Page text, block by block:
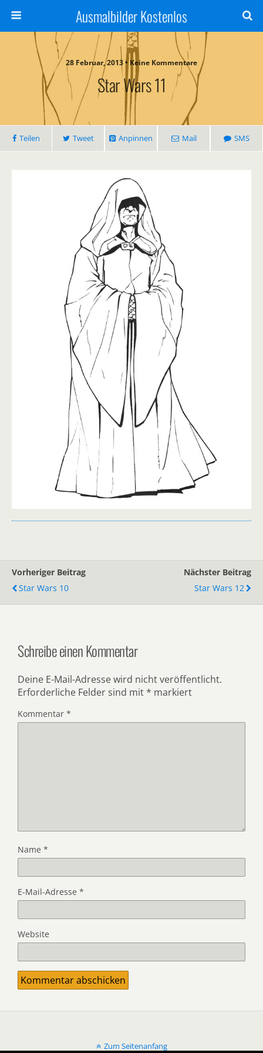
Ausmalbilder Kostenlos
28 Februar, 2013 • Keine Kommentare
Star Wars 11
Teilen Tweet Anpinnen Mail SMS
Vorheriger Beitrag
Star Wars 10
Nächster Beitrag
Star Wars 12
Schreibe einen Kommentar
Deine E-Mail-Adresse wird nicht veröffentlicht.
Erforderliche Felder sind mit * markiert
Kommentar *
Name *
E-Mail-Adresse *
Website
Zum Seitenanfang